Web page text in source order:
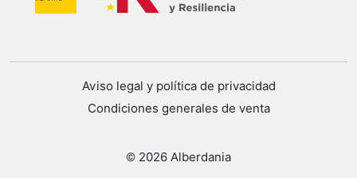
© 2026 Alberdania
Aviso legal y política de privacidad
Condiciones generales de venta